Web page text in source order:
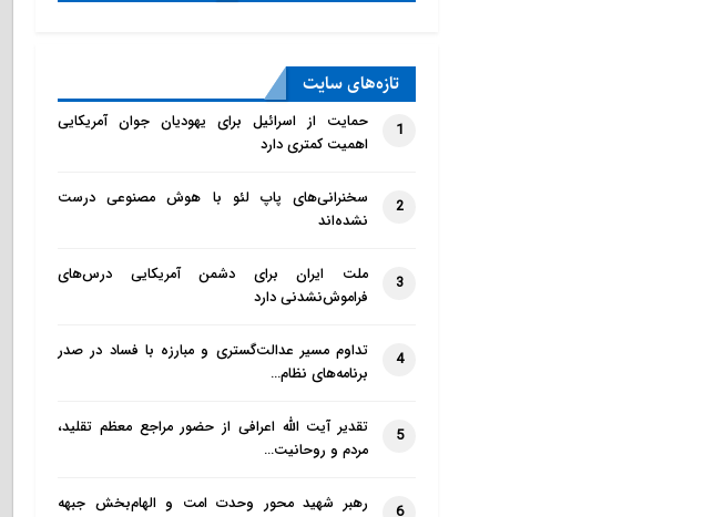
تازه‌‌های سایت
1
حمایت از اسرائیل برای یهودیان جوان آمریکایی
اهمیت کمتری دارد
2
سخنرانی‌های پاپ لئو با هوش مصنوعی درست
نشده‌اند
3
ملت ایران برای دشمن آمریکایی درس‌های
فراموش‌نشدنی دارد
4
تداوم مسیر عدالت‌گستری و مبارزه با فساد در صدر
برنامه‌های نظام…
5
تقدیر آیت الله اعرافی از حضور مراجع معظم تقلید،
مردم و روحانیت…
6
رهبر شهید محور وحدت امت و الهام‌بخش جبهه